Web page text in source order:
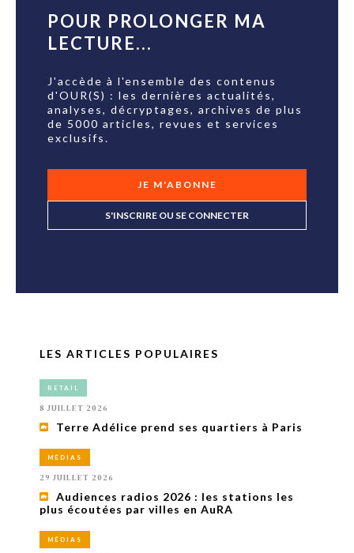
POUR PROLONGER MA
LECTURE...
J'accède à l'ensemble des contenus
d'OUR(S) : les dernières actualités,
analyses, décryptages, archives de plus
de 5000 articles, revues et services
exclusifs.
JE M'ABONNE
S'INSCRIRE OU SE CONNECTER
LES ARTICLES POPULAIRES
RETAIL
8 JUILLET 2026
Terre Adélice prend ses quartiers à Paris
MÉDIAS
29 JUILLET 2026
Audiences radios 2026 : les stations les
plus écoutées par villes en AuRA
MÉDIAS